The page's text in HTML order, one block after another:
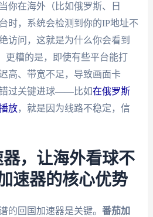
你在海外（比如俄罗斯、日
时，系统会检测到你的IP地址不
访问，这就是为什么你会看到
更糟的是，即使有些平台能打
高、带宽不足，导致画面卡
过关键进球——比如在俄罗斯
放，就是因为线路不稳定，信
，让海外看球不
速器的核心优势
的回国加速器是关键。 番茄加